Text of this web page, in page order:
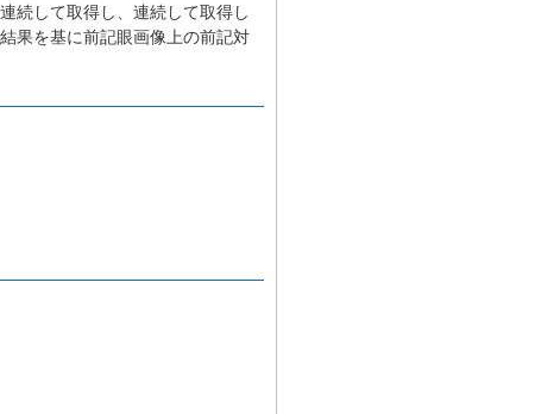
続して取得し、連続して取得し
果を基に前記眼画像上の前記対